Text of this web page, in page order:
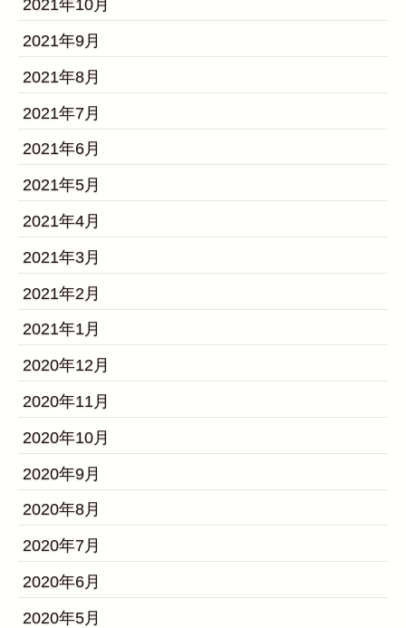
2021年10月
2021年9月
2021年8月
2021年7月
2021年6月
2021年5月
2021年4月
2021年3月
2021年2月
2021年1月
2020年12月
2020年11月
2020年10月
2020年9月
2020年8月
2020年7月
2020年6月
2020年5月